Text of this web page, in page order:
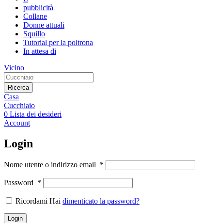
pubblicità
Collane
Donne attuali
Squillo
Tutorial per la poltrona
In attesa di
Vicino
Ricerca
Casa
Cucchiaio
0 Lista dei desideri
Account
Login
Nome utente o indirizzo email *
Password *
Ricordami Hai dimenticato la password?
Login